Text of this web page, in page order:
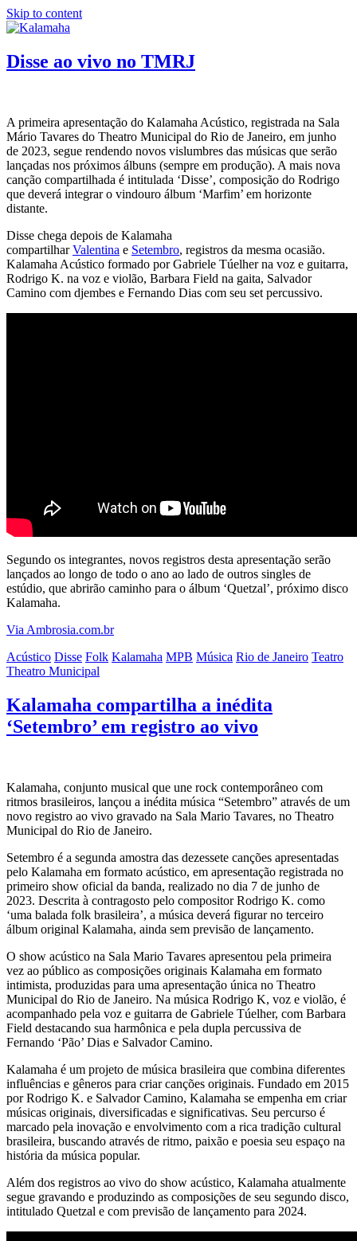
Skip to content
Disse ao vivo no TMRJ
A primeira apresentação do Kalamaha Acústico, registrada na Sala
Mário Tavares do Theatro Municipal do Rio de Janeiro, em junho
de 2023, segue rendendo novos vislumbres das músicas que serão
lançadas nos próximos álbuns (sempre em produção). A mais nova
canção compartilhada é intitulada ‘Disse’, composição do Rodrigo
que deverá integrar o vindouro álbum ‘Marfim’ em horizonte
distante.
Disse chega depois de Kalamaha
compartilharValentina e Setembro, registros da mesma ocasião.
Kalamaha Acústico formado por Gabriele Túelher na voz e guitarra,
Rodrigo K. na voz e violão, Barbara Field na gaita, Salvador
Camino com djembes e Fernando Dias com seu set percussivo.
Segundo os integrantes, novos registros desta apresentação serão
lançados ao longo de todo o ano ao lado de outros singles de
estúdio, que abrirão caminho para o álbum ‘Quetzal’, próximo disco
Kalamaha.
Via Ambrosia.com.br
Acústico Disse Folk Kalamaha MPB Música Rio de Janeiro Teatro
Theatro Municipal
Kalamaha compartilha a inédita
‘Setembro’ em registro ao vivo
Kalamaha, conjunto musical que une rock contemporâneo com
ritmos brasileiros, lançou a inédita música “Setembro” através de um
novo registro ao vivo gravado na Sala Mario Tavares, no Theatro
Municipal do Rio de Janeiro.
Setembro é a segunda amostra das dezessete canções apresentadas
pelo Kalamaha em formato acústico, em apresentação registrada no
primeiro show oficial da banda, realizado no dia 7 de junho de
2023. Descrita à contragosto pelo compositor Rodrigo K. como
‘uma balada folk brasileira’, a música deverá figurar no terceiro
álbum original Kalamaha, ainda sem previsão de lançamento.
O show acústico na Sala Mario Tavares apresentou pela primeira
vez ao público as composições originais Kalamaha em formato
intimista, produzidas para uma apresentação única no Theatro
Municipal do Rio de Janeiro. Na música Rodrigo K, voz e violão, é
acompanhado pela voz e guitarra de Gabriele Túelher, com Barbara
Field destacando sua harmônica e pela dupla percussiva de
Fernando ‘Pão’ Dias e Salvador Camino.
Kalamaha é um projeto de música brasileira que combina diferentes
influências e gêneros para criar canções originais. Fundado em 2015
por Rodrigo K. e Salvador Camino, Kalamaha se empenha em criar
músicas originais, diversificadas e significativas. Seu percurso é
marcado pela inovação e envolvimento com a rica tradição cultural
brasileira, buscando através de ritmo, paixão e poesia seu espaço na
história da música popular.
Além dos registros ao vivo do show acústico, Kalamaha atualmente
segue gravando e produzindo as composições de seu segundo disco,
intitulado Quetzal e com previsão de lançamento para 2024.